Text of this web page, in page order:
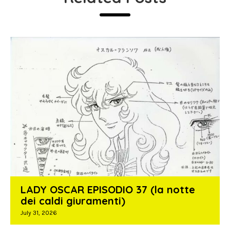
LADY OSCAR EPISODIO 37 (la notte
dei caldi giuramenti)
July 31, 2026